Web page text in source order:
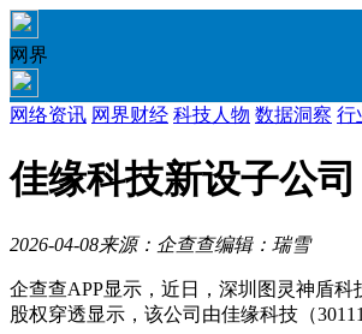
网界
网络资讯 网界财经 科技人物 数据洞察 行
佳缘科技新设子公
2026-04-08来源：企查查编辑：瑞雪
企查查APP显示，近日，深圳图灵神盾
股权穿透显示，该公司由佳缘科技（